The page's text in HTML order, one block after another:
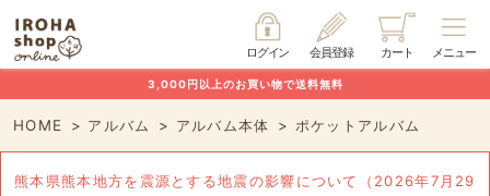
メニュー
カート
会員登録
ログイン
3,000円以上のお買い物で送料無料
HOME アルバム アルバム本体 ポケットアルバム
熊本県熊本地方を震源とする地震の影響について（2026年7月29